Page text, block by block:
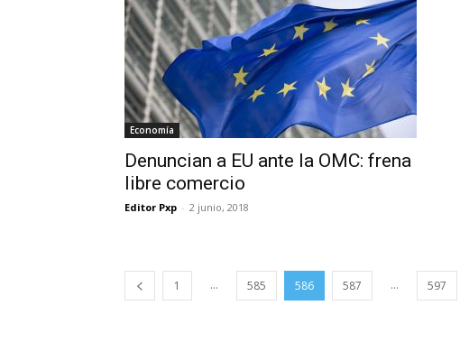
Economía
Denuncian a EU ante la OMC: frena
libre comercio
Editor Pxp - 2 junio, 2018
1 ... 585 586 587 ... 597